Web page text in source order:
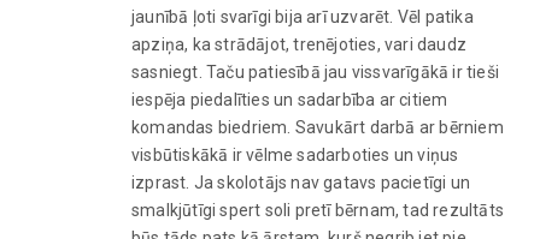
jaunībā ļoti svarīgi bija arī uzvarēt. Vēl patika
apziņa, ka strādājot, trenējoties, vari daudz
sasniegt. Taču patiesībā jau vissvarīgākā ir tieši
iespēja piedalīties un sadarbība ar citiem
komandas biedriem. Savukārt darbā ar bērniem
visbūtiskākā ir vēlme sadarboties un viņus
izprast. Ja skolotājs nav gatavs pacietīgi un
smalkjūtīgi spert soli pretī bērnam, tad rezultāts